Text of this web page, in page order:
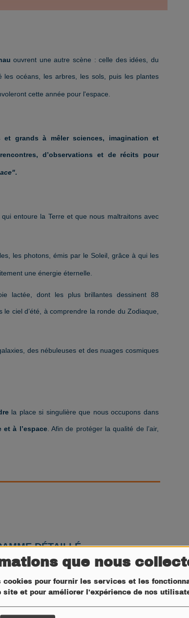
que nous
cookies pour fournir les services et les
site et pour améliorer l'expérience de nos
ouvrent une autre scène : celle des idées, du
les océans, les arbres, les sols, puis les plantes
cette année pour l'espace.
grands à mêler sciences, imagination et
d’observations et de récits pour
.
entoure la Terre et que nous maltraitons avec
les photons, émis par le Soleil, grâce à qui les
une énergie éternelle.
lactée, dont les plus brillantes dessinent 88
ciel d’été, à comprendre la ronde du Zodiaque,
des nébuleuses et des nuages cosmiques
la place si singulière que nous occupons dans
à l’espace. Afin de protéger la qualité de l’air,
DÉTAILLÉ
- 19h30